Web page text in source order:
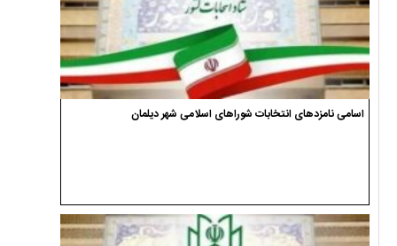
اسامی نامزدهای انتخابات شوراهای اسلامی شهر دیلمان